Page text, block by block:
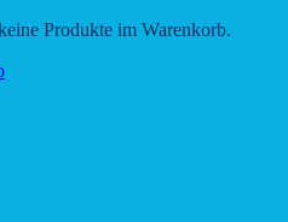
Produkte im Warenkorb.